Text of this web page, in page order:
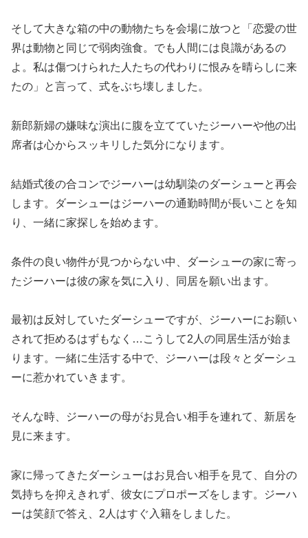
そして大きな箱の中の動物たちを会場に放つと「恋愛の世
界は動物と同じで弱肉強食。でも人間には良識があるの
よ。私は傷つけられた人たちの代わりに恨みを晴らしに来
たの」と言って、式をぶち壊しました。
新郎新婦の嫌味な演出に腹を立てていたジーハーや他の出
席者は心からスッキリした気分になります。
結婚式後の合コンでジーハーは幼馴染のダーシューと再会
します。ダーシューはジーハーの通勤時間が長いことを知
り、一緒に家探しを始めます。
条件の良い物件が見つからない中、ダーシューの家に寄っ
たジーハーは彼の家を気に入り、同居を願い出ます。
最初は反対していたダーシューですが、ジーハーにお願い
されて拒めるはずもなく…こうして2人の同居生活が始ま
ります。一緒に生活する中で、ジーハーは段々とダーシュ
ーに惹かれていきます。
そんな時、ジーハーの母がお見合い相手を連れて、新居を
見に来ます。
家に帰ってきたダーシューはお見合い相手を見て、自分の
気持ちを抑えきれず、彼女にプロポーズをします。ジーハ
ーは笑顔で答え、2人はすぐ入籍をしました。